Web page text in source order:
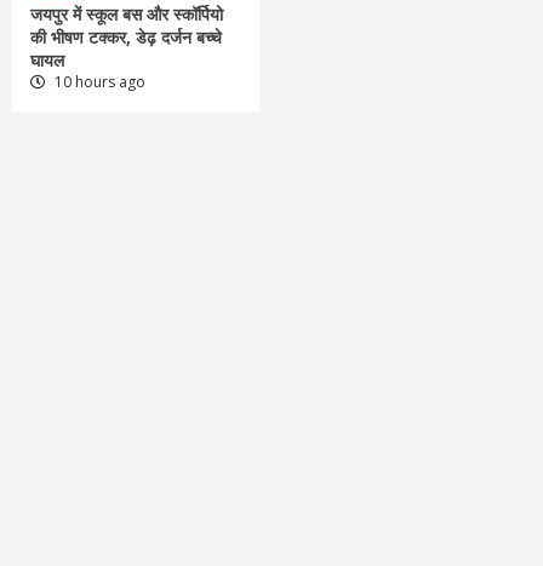
जयपुर में स्कूल बस और स्कॉर्पियो
की भीषण टक्कर, डेढ़ दर्जन बच्चे
घायल
10 hours ago